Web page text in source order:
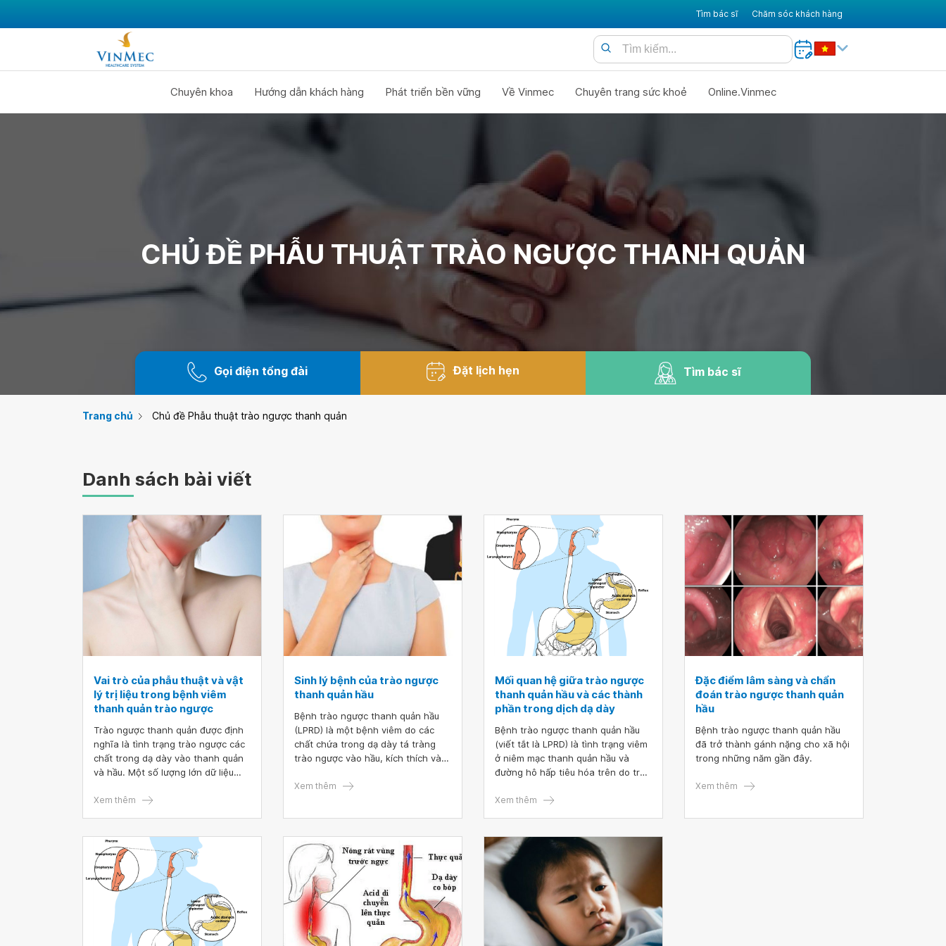
Tìm bác sĩ Chăm sóc khách hàng
Chuyên khoa Hướng dẫn khách hàng Phát triển bền vững Về Vinmec Chuyên trang sức khoẻ Online.Vinmec
CHỦ ĐỀ PHẪU THUẬT TRÀO NGƯỢC THANH QUẢN
Gọi điện tổng đài Đặt lịch hẹn Tìm bác sĩ
Trang chủ Chủ đề Phẫu thuật trào ngược thanh quản
Danh sách bài viết
Vai trò của phẫu thuật và vật
lý trị liệu trong bệnh viêm
thanh quản trào ngược
Trào ngược thanh quản được định
nghĩa là tình trạng trào ngược các
chất trong dạ dày vào thanh quản
và hầu. Một số lượng lớn dữ liệu
tăng của các triệu chứng thanh
ngược thanh quản là một hội chứng
đa yếu tố và bệnh trào ngược dạ
dày không phải là nguyên nhân duy
nhất liên quan đến cơ chế bệnh
sinh của nó.
Xem thêm
Sinh lý bệnh của trào ngược
thanh quản hầu
Bệnh trào ngược thanh quản hầu
(LPRD) là một bệnh viêm do các
chất chứa trong dạ dày tá tràng
trào ngược vào hầu, kích thích và
vẫn là một trong những vấn đề
Xem thêm
Mối quan hệ giữa trào ngược
thanh quản hầu và các thành
phần trong dịch dạ dày
Bệnh trào ngược thanh quản hầu
(viết tắt là LPRD) là tình trạng viêm
ở niêm mạc thanh quản hầu và
đường hô hấp tiêu hóa trên do trào
ra ngoài thực quản.
Xem thêm
Đặc điểm lâm sàng và chẩn
đoán trào ngược thanh quản
hầu
Bệnh trào ngược thanh quản hầu
đã trở thành gánh nặng cho xã hội
trong những năm gần đây.
Xem thêm